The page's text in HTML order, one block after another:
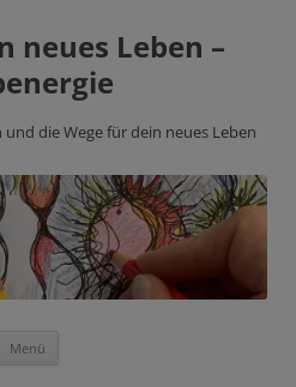
neues Leben –
die Wege für dein neues Leben
Menü